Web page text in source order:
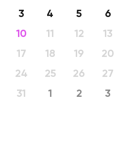
3
4 5 6
10
11 12 13
17
18 19 20
24
25 26 27
31
1 2 3